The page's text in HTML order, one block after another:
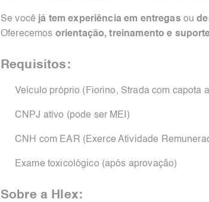
Se você já tem experiência em entregasou
Oferecemos orientação, treinamento e
Requisitos:
Veículo próprio (Fiorino, Strada com capota
CNPJ ativo (pode ser MEI)
CNH com EAR (Exerce Atividade
Exame toxicológico (após aprovação)
Sobre a Hlex: